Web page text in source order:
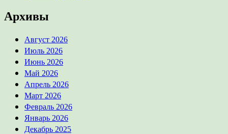
Архивы
Август 2026
Июль 2026
Июнь 2026
Май 2026
Апрель 2026
Март 2026
Февраль 2026
Январь 2026
Декабрь 2025